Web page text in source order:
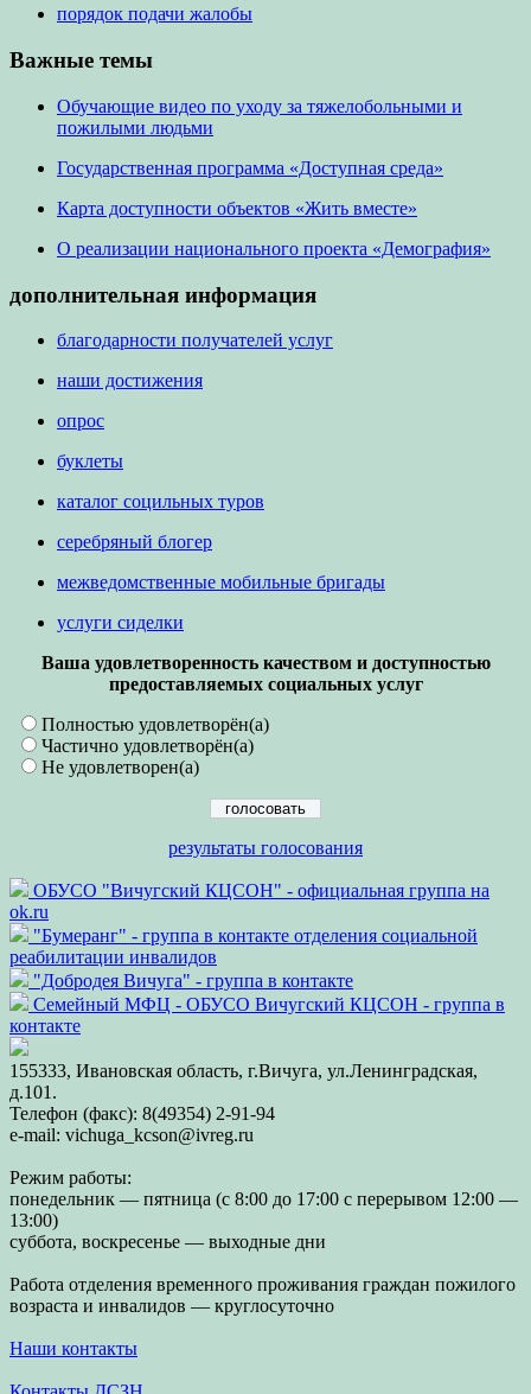
порядок подачи жалобы
Важные темы
Обучающие видео по уходу за тяжелобольными и
пожилыми людьми
Государственная программа «Доступная среда»
Карта доступности объектов «Жить вместе»
О реализации национального проекта «Демография»
дополнительная информация
благодарности получателей услуг
наши достижения
опрос
буклеты
каталог социльных туров
серебряный блогер
межведомственные мобильные бригады
услуги сиделки
Ваша удовлетворенность качеством и доступностью
предоставляемых социальных услуг
Полностью удовлетворён(а)
Частично удовлетворён(а)
Не удовлетворен(а)
результаты голосования
ОБУСО "Вичугский КЦСОН" - официальная группа на
ok.ru
"Бумеранг" - группа в контакте отделения социальной
реабилитации инвалидов
"Добродея Вичуга" - группа в контакте
Семейный МФЦ - ОБУСО Вичугский КЦСОН - группа в
контакте
155333, Ивановская область, г.Вичуга, ул.Ленинградская,
д.101.
Телефон (факс): 8(49354) 2-91-94
e-mail: vichuga_kcson@ivreg.ru
Режим работы:
понедельник — пятница (с 8:00 до 17:00 с перерывом 12:00 —
13:00)
суббота, воскресенье — выходные дни
Работа отделения временного проживания граждан пожилого
возраста и инвалидов — круглосуточно
Наши контакты